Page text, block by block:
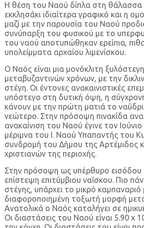
Η θέση του Ναού δίπλα στη θάλασσα
εκκλησάκι ιδιαίτερα γραφικό και η
μαζί με την παρουσία του Ναού
συνύπαρξη του φυσικού με το
του ναού αποτυπώθηκαν ερείπια,
υπολείμματα αρχαίου λιμενίσκου.
Ο Ναός είναι μια μονόκλιτη
μεταβυζαντινών χρόνων, με την
στέγη. Οι έντονες ανακαινιστικές
υπόστεγο στη δυτική όψη, η
κάνουν με την πρώτη ματιά το
νεώτερο. Στην πρόσοψη πινακίδα
ανακαίνιση του Ναού έγινε τον
μέριμνα του Ι. Ναού Υπαπαντής του
συνδρομή του Δήμου της Αρτέμιδος
χριστιανών της περιοχής.
Στην πρόσοψη ως υπέρθυρο εισόδου
επίστεψη επιτύμβιου ναΐσκου. Πιο
στέγης, υπάρχει το μικρό
διαφοροποιημένη τοξωτή μορφή
Ανατολικά ο Ναός καταλήγει σε
Οι διαστάσεις του Ναού είναι 5.90 x